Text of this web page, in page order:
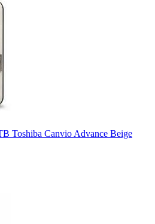
Toshiba Canvio Advance Beige